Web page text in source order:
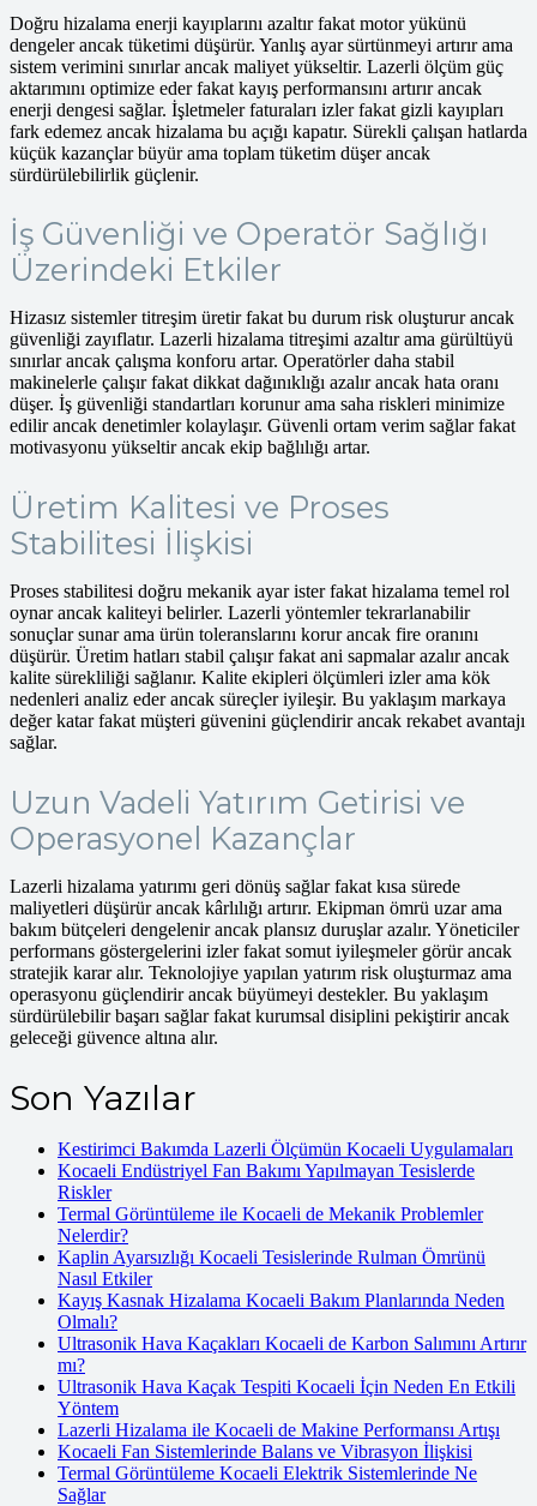
Doğru hizalama enerji kayıplarını azaltır fakat motor yükünü
dengeler ancak tüketimi düşürür. Yanlış ayar sürtünmeyi artırır ama
sistem verimini sınırlar ancak maliyet yükseltir. Lazerli ölçüm güç
aktarımını optimize eder fakat kayış performansını artırır ancak
enerji dengesi sağlar. İşletmeler faturaları izler fakat gizli kayıpları
fark edemez ancak hizalama bu açığı kapatır. Sürekli çalışan hatlarda
küçük kazançlar büyür ama toplam tüketim düşer ancak
sürdürülebilirlik güçlenir.
İş Güvenliği ve Operatör Sağlığı
Üzerindeki Etkiler
Hizasız sistemler titreşim üretir fakat bu durum risk oluşturur ancak
güvenliği zayıflatır. Lazerli hizalama titreşimi azaltır ama gürültüyü
sınırlar ancak çalışma konforu artar. Operatörler daha stabil
makinelerle çalışır fakat dikkat dağınıklığı azalır ancak hata oranı
düşer. İş güvenliği standartları korunur ama saha riskleri minimize
edilir ancak denetimler kolaylaşır. Güvenli ortam verim sağlar fakat
motivasyonu yükseltir ancak ekip bağlılığı artar.
Üretim Kalitesi ve Proses
Stabilitesi İlişkisi
Proses stabilitesi doğru mekanik ayar ister fakat hizalama temel rol
oynar ancak kaliteyi belirler. Lazerli yöntemler tekrarlanabilir
sonuçlar sunar ama ürün toleranslarını korur ancak fire oranını
düşürür. Üretim hatları stabil çalışır fakat ani sapmalar azalır ancak
kalite sürekliliği sağlanır. Kalite ekipleri ölçümleri izler ama kök
nedenleri analiz eder ancak süreçler iyileşir. Bu yaklaşım markaya
değer katar fakat müşteri güvenini güçlendirir ancak rekabet avantajı
sağlar.
Uzun Vadeli Yatırım Getirisi ve
Operasyonel Kazançlar
Lazerli hizalama yatırımı geri dönüş sağlar fakat kısa sürede
maliyetleri düşürür ancak kârlılığı artırır. Ekipman ömrü uzar ama
bakım bütçeleri dengelenir ancak plansız duruşlar azalır. Yöneticiler
performans göstergelerini izler fakat somut iyileşmeler görür ancak
stratejik karar alır. Teknolojiye yapılan yatırım risk oluşturmaz ama
operasyonu güçlendirir ancak büyümeyi destekler. Bu yaklaşım
sürdürülebilir başarı sağlar fakat kurumsal disiplini pekiştirir ancak
geleceği güvence altına alır.
Son Yazılar
Kestirimci Bakımda Lazerli Ölçümün Kocaeli Uygulamaları
Kocaeli Endüstriyel Fan Bakımı Yapılmayan Tesislerde
Riskler
Termal Görüntüleme ile Kocaeli de Mekanik Problemler
Nelerdir?
Kaplin Ayarsızlığı Kocaeli Tesislerinde Rulman Ömrünü
Nasıl Etkiler
Kayış Kasnak Hizalama Kocaeli Bakım Planlarında Neden
Olmalı?
Ultrasonik Hava Kaçakları Kocaeli de Karbon Salımını Artırır
mı?
Ultrasonik Hava Kaçak Tespiti Kocaeli İçin Neden En Etkili
Yöntem
Lazerli Hizalama ile Kocaeli de Makine Performansı Artışı
Kocaeli Fan Sistemlerinde Balans ve Vibrasyon İlişkisi
Termal Görüntüleme Kocaeli Elektrik Sistemlerinde Ne
Sağlar